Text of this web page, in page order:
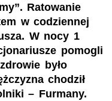
Ratowanie
w codziennej
W nocy 1
pomogli
było
chodził
– Furmany.